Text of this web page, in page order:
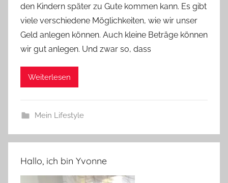
e
den Kindern später zu Gute kommen kann. Es gibt
viele verschiedene Möglichkeiten, wie wir unser
Geld anlegen können. Auch kleine Beträge können
wir gut anlegen. Und zwar so, dass
Weiterlesen
Mein Lifestyle
Hallo, ich bin Yvonne